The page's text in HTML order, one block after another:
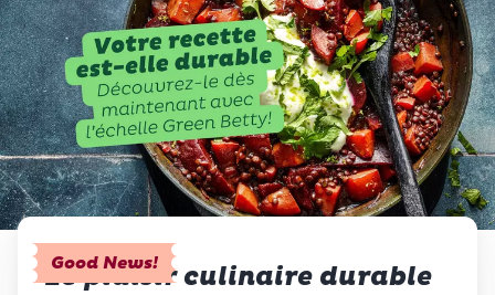
Good News!
Le plaisir culinaire durable